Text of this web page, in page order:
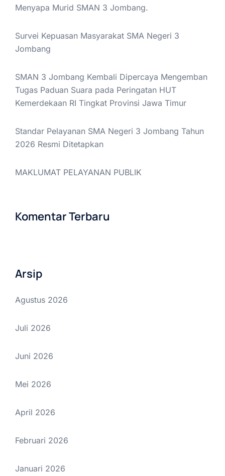
Menyapa Murid SMAN 3 Jombang.
Survei Kepuasan Masyarakat SMA Negeri 3
Jombang
SMAN 3 Jombang Kembali Dipercaya Mengemban
Tugas Paduan Suara pada Peringatan HUT
Kemerdekaan RI Tingkat Provinsi Jawa Timur
Standar Pelayanan SMA Negeri 3 Jombang Tahun
2026 Resmi Ditetapkan
MAKLUMAT PELAYANAN PUBLIK
Komentar Terbaru
Arsip
Agustus 2026
Juli 2026
Juni 2026
Mei 2026
April 2026
Februari 2026
Januari 2026